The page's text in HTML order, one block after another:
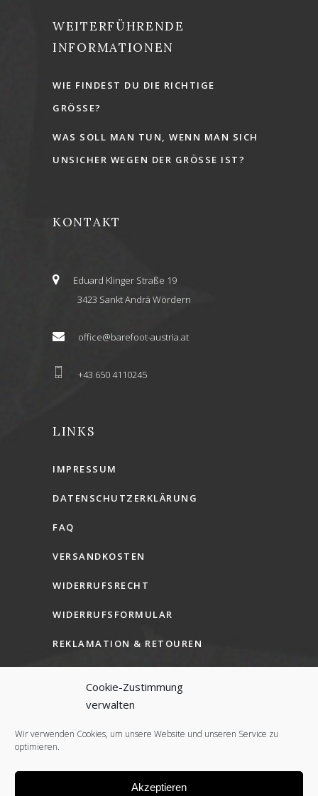
Cookie-Zustimmung
verwalten
Wir verwenden Cookies, um unsere Website und unseren Service zu
optimieren.
Akzeptieren
WEITERFÜHRENDE
INFORMATIONEN
WIE FINDEST DU DIE RICHTIGE
GRÖSSE?
WAS SOLL MAN TUN, WENN MAN SICH
UNSICHER WEGEN DER GRÖSSE IST?
KONTAKT
Eduard Klinger Straße 19
3423 Sankt Andrä Wördern
office@barefoot-austria.at
+43 650 4110245
LINKS
IMPRESSUM
DATENSCHUTZERKLÄRUNG
FAQ
VERSANDKOSTEN
WIDERRUFSRECHT
WIDERRUFSFORMULAR
REKLAMATION & RETOUREN
AGB (B2B)
COOKIE-RICHTLINIE (EU)